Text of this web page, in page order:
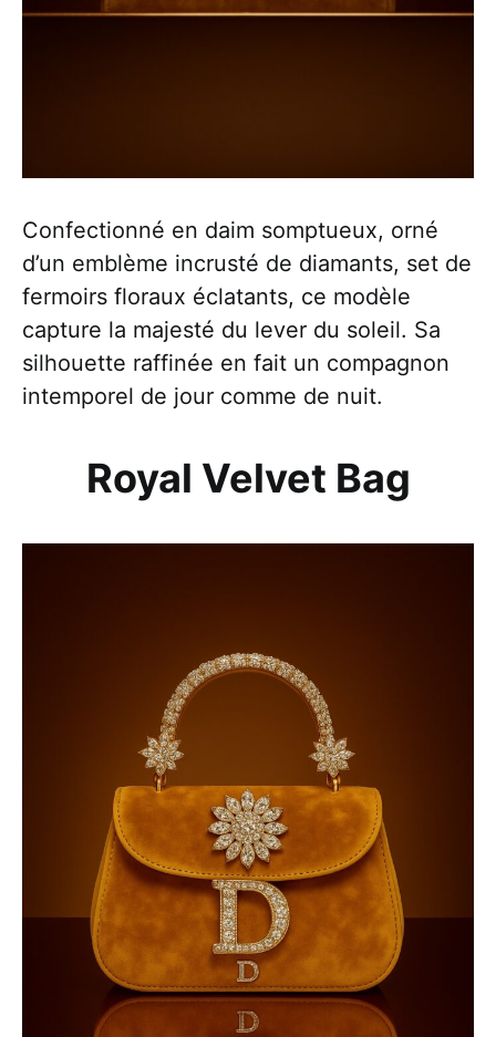
Confectionné en daim somptueux, orné
d’un emblème incrusté de diamants, set de
fermoirs floraux éclatants, ce modèle
capture la majesté du lever du soleil. Sa
silhouette raffinée en fait un compagnon
intemporel de jour comme de nuit.
Royal Velvet Bag